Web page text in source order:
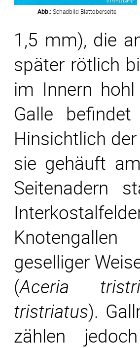
Abb.:Schadbild Blattoberseite
1,5 mm), die
später rötlich
im Innern
Galle
Hinsichtlich
sie gehäuft
Seitenadern
geselliger
(Aceria
tristriatus).
zählen